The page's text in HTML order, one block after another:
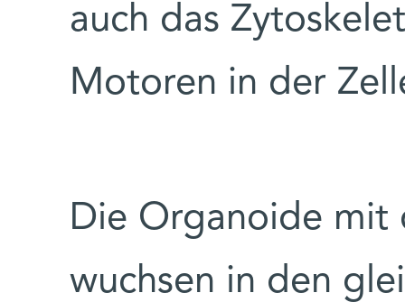
auch das
Motoren in der
Die Organoide mit
wuchsen in den